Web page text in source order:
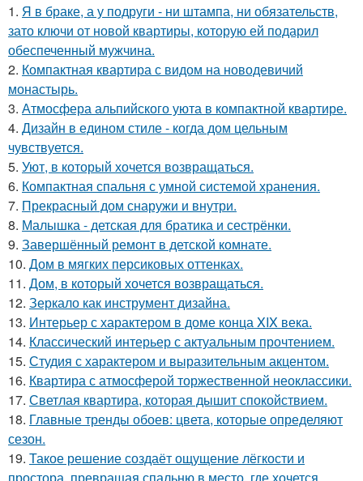
1. Я в браке, а у подруги - ни штампа, ни обязательств,
зато ключи от новой квартиры, которую ей подарил
обеспеченный мужчина.
2. Компактная квартира с видом на новодевичий
монастырь.
3. Атмосфера альпийского уюта в компактной квартире.
4. Дизайн в едином стиле - когда дом цельным
чувствуется.
5. Уют, в который хочется возвращаться.
6. Компактная спальня с умной системой хранения.
7. Прекрасный дом снаружи и внутри.
8. Малышка - детская для братика и сестрёнки.
9. Завершённый ремонт в детской комнате.
10. Дом в мягких персиковых оттенках.
11. Дом, в который хочется возвращаться.
12. Зеркало как инструмент дизайна.
13. Интерьер с характером в доме конца XIX века.
14. Классический интерьер с актуальным прочтением.
15. Студия с характером и выразительным акцентом.
16. Квартира с атмосферой торжественной неоклассики.
17. Светлая квартира, которая дышит спокойствием.
18. Главные тренды обоев: цвета, которые определяют
сезон.
19. Такое решение создаёт ощущение лёгкости и
простора, превращая спальню в место, где хочется